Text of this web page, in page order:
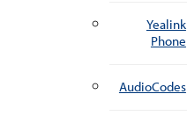
Yealink
Phone
AudioCodes